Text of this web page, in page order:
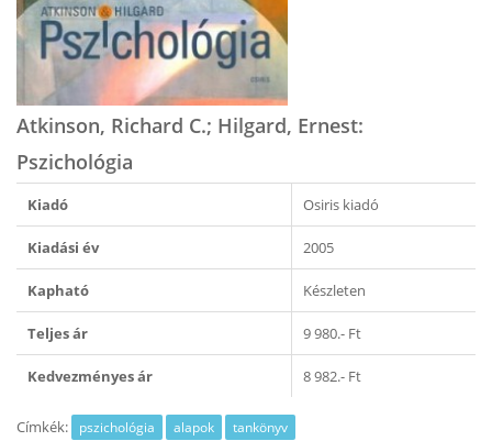
Atkinson, Richard C.; Hilgard, Ernest:
Pszichológia
Kiadó Osiris kiadó
Kiadási év 2005
Kapható Készleten
Teljes ár 9 980.- Ft
Kedvezményes ár 8 982.- Ft
Címkék: pszichológia alapok tankönyv